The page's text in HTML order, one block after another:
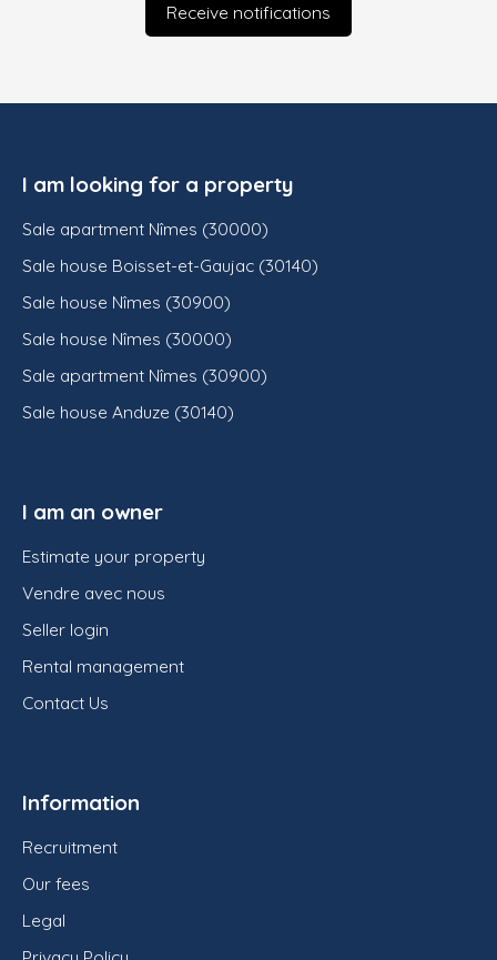
Receive notifications
I am looking for a property
Sale apartment Nîmes (30000)
Sale house Boisset-et-Gaujac (30140)
Sale house Nîmes (30900)
Sale house Nîmes (30000)
Sale apartment Nîmes (30900)
Sale house Anduze (30140)
I am an owner
Estimate your property
Vendre avec nous
Seller login
Rental management
Contact Us
Information
Recruitment
Our fees
Legal